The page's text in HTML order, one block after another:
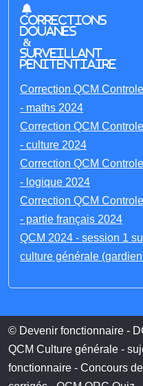
Corrections
Douanes
&
Surveillant
penitentiaire
Correction QCM
- maths 2024
Correction QCM
- culture 2024
Correction QCM
- logique 2024
Correction QCM
- partie français 2024
QCM 2024 - session 1
culture générale
© Devenir fonctionnaire -
QCM Culture générale -
fonctionnaire - Concours